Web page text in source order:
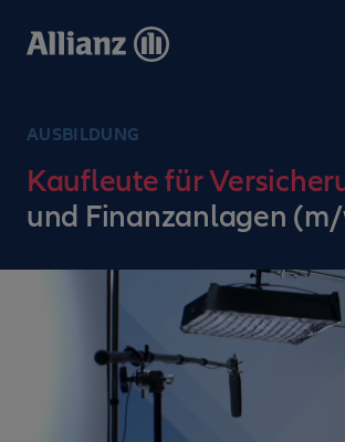
zum
AUSBILDUNG
Kaufleute für
und Finanzanlagen